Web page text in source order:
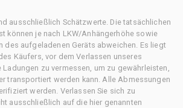
ausschließlich Schätzwerte. Die tatsächlichen
können je nach LKW/Anhängerhöhe sowie
des aufgeladenen Geräts abweichen. Es liegt
Käufers, vor dem Verlassen unseres
zu vermessen, um zu gewährleisten,
transportiert werden kann. Alle Abmessungen
werden. Verlassen Sie sich zu
ausschließlich auf die hier genannten